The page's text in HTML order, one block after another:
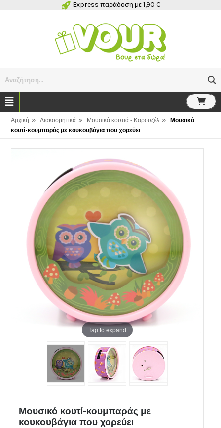
Express παράδοση με 1,90 €
Αναζήτηση...
Αρχική » Διακοσμητικά » Μουσικά κουτιά - Καρουζέλ »
Μουσικό
κουτί-κουμπαράς με κουκουβάγια που χορεύει
Tap to expand
Μουσικό κουτί-κουμπαράς με
κουκουβάγια που χορεύει